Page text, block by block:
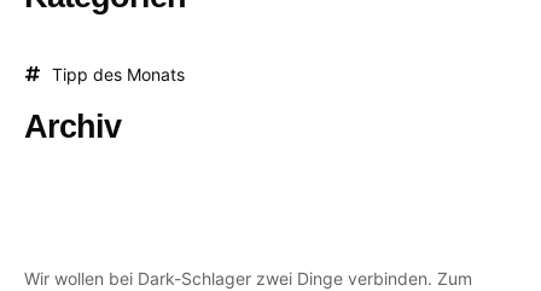
Tipp des Monats
Archiv
Wir wollen bei Dark-Schlager zwei Dinge verbinden. Zum